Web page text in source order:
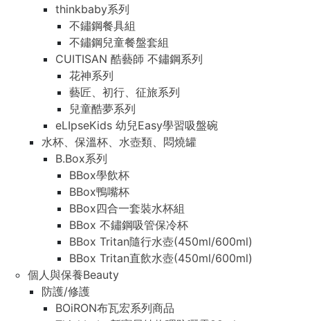
thinkbaby系列
不鏽鋼餐具組
不鏽鋼兒童餐盤套組
CUITISAN 酷藝師 不鏽鋼系列
花神系列
藝匠、初行、征旅系列
兒童酷夢系列
eLIpseKids 幼兒Easy學習吸盤碗
水杯、保溫杯、水壺類、悶燒罐
B.Box系列
BBox學飲杯
BBox鴨嘴杯
BBox四合一套裝水杯組
BBox 不鏽鋼吸管保冷杯
BBox Tritan隨行水壺(450ml/600ml)
BBox Tritan直飲水壺(450ml/600ml)
個人與保養Beauty
防護/修護
BOiRON布瓦宏系列商品